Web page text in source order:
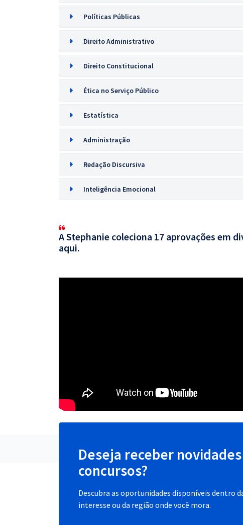
Políticas Públicas
Direito Administrativo
Direito Constitucional
Ética no Serviço Público
Estatística
Administração
Redação Discursiva
Inteligência Emocional
A Stephanie coleciona 17 aprovações em
aqui.
Deseja receber
concursos?
Descubra as oportunidades disponíveis dentro
interesse ou da região onde você mora.